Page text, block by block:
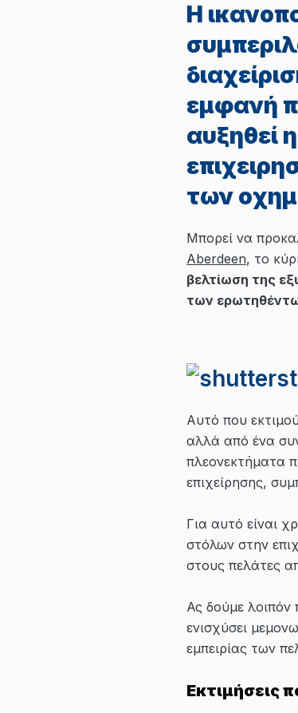
Η
εμφανή
αυξηθεί
των
Μπορεί να
Aberdeen, το
βελτίωση της
των
Αυτό που
αλλά από ένα
πλεονεκτήματα
επιχείρησης,
Για αυτό είναι
στόλων στην
στους πελάτες
Ας δούμε
ενισχύσει
εμπειρίας των
Εκτιμήσεις